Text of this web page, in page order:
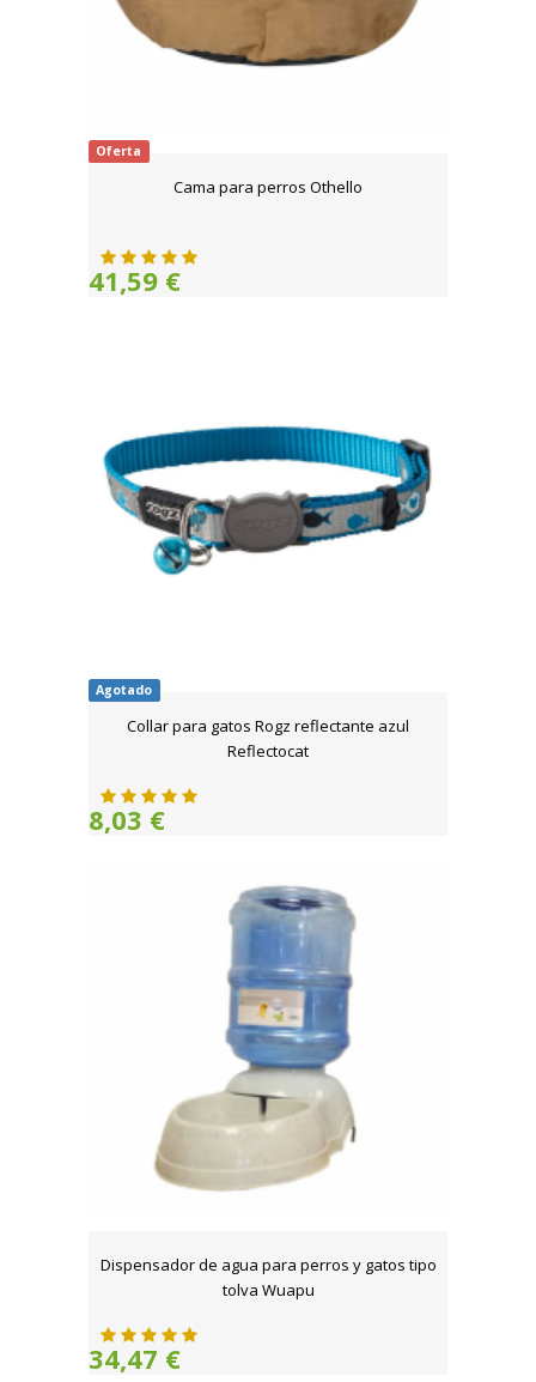
Oferta
Cama para perros Othello
41,59 €
Agotado
Collar para gatos Rogz reflectante azul
Reflectocat
8,03 €
Dispensador de agua para perros y gatos tipo
tolva Wuapu
34,47 €